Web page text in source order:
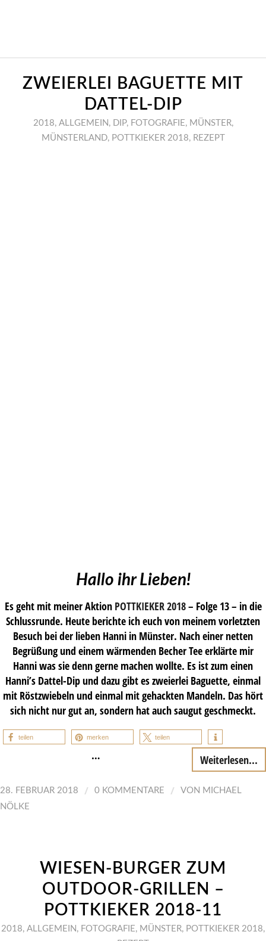
ZWEIERLEI BAGUETTE MIT
DATTEL-DIP
2018, ALLGEMEIN , DIP, FOTOGRAFIE, MÜNSTER,
MÜNSTERLAND, POTTKIEKER 2018, REZEPT
Hallo ihr Lieben!
Es geht mit meiner Aktion POTTKIEKER 2018– Folge 13 – in die
Schlussrunde. Heute berichte ich euch von meinem vorletzten
Besuch bei der lieben Hanni in Münster. Nach einer netten
Begrüßung und einem wärmenden Becher Tee erklärte mir
Hanni was sie denn gerne machen wollte. Es ist zum einen
Hanni’s Dattel-Dip und dazu gibt es zweierlei Baguette, einmal
mit Röstzwiebeln und einmal mit gehackten Mandeln. Das hört
sich nicht nur gut an, sondern hat auch saugut geschmeckt.
teilen merken teilen
… Weiterlesen...
28. FEBRUAR 2018 / 0 KOMMENTARE / VON MICHAEL
NÖLKE
WIESEN-BURGER ZUM
OUTDOOR-GRILLEN –
POTTKIEKER 2018-11
2018, ALLGEMEIN , FOTOGRAFIE, MÜNSTER, POTTKIEKER 2018,